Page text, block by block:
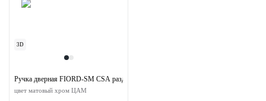
3D
Ручка дверная FIORD-SM CSA раздельная без розетки
цвет матовый хром ЦАМ